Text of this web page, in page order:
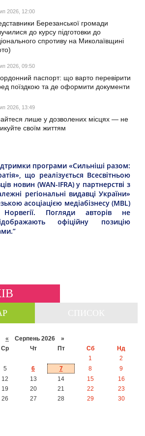
2026, 12:00
Березанської громади
до курсу підготовки до
спротиву на Миколаївщині
2026, 09:50
паспорт: що варто перевірити
поїздкою та де оформити документи
2026, 13:49
лише у дозволених місцях — не
своїм життям
програми «Сильніші разом:
що реалізується Всесвітньою
новин (WAN-IFRA) у партнерстві з
регіональні видавці України»
асоціацією медіабізнесу (MBL)
Погляди авторів не
офіційну позицію
« Серпень 2026 »
Ср Чт Пт Сб
Нд
1
2
5 6 7 8
9
12 13 14 15
16
19 20 21 22
23
26 27 28 29
30